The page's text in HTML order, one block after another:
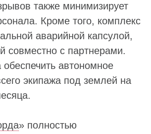
также минимизирует
Кроме того, комплекс
аварийной капсулой,
совместно с партнерами.
автономное
экипажа под землей на
» полностью